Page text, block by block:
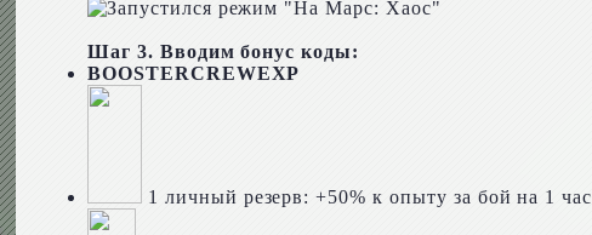
Шаг 3. Вводим бонус коды:
BOOSTERCREWEXP
1 личный резерв: +50% к опыту за бой на 1 час